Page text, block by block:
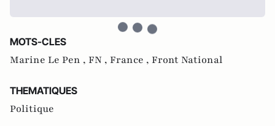
MOTS-CLES
Marine Le Pen , FN , France , Front National
THEMATIQUES
Politique